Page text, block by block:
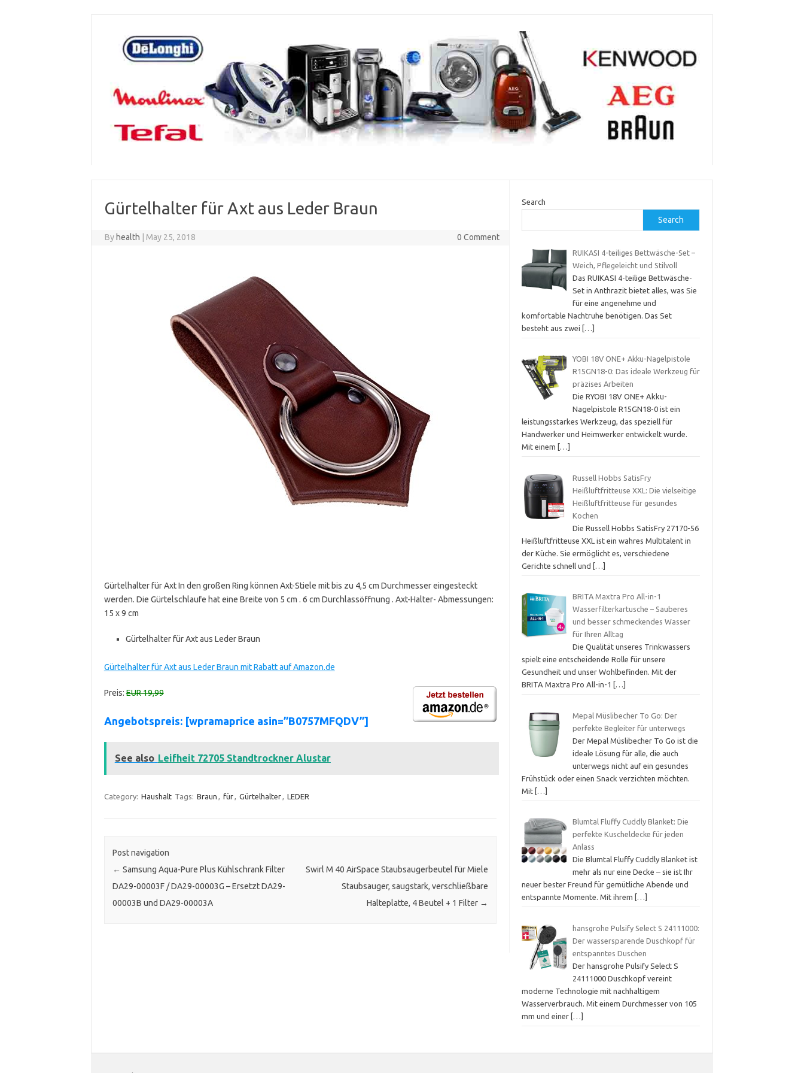
Gürtelhalter für Axt aus Leder Braun
By health May 25, 2018 0 Comment
Gürtelhalter für Axt In den großen Ring können Axt-Stiele mit bis zu 4,5 cm Durchmesser eingesteckt
werden. Die Gürtelschlaufe hat eine Breite von 5 cm . 6 cm Durchlassöffnung . Axt-Halter- Abmessungen:
15 x 9 cm
Gürtelhalter für Axt aus Leder Braun
Gürtelhalter für Axt aus Leder Braun mit Rabatt auf Amazon.de
Preis:EUR 19,99
Angebotspreis: [wpramaprice asin=”B0757MFQDV”]
See also Leifheit 72705 Standtrockner Alustar
Category: Haushalt Tags: Braun , für, Gürtelhalter, LEDER
Post navigation
← Samsung Aqua-Pure Plus Kühlschrank Filter
DA29-00003F / DA29-00003G – Ersetzt DA29-
00003B und DA29-00003A
Swirl M 40 AirSpace Staubsaugerbeutel für Miele
Staubsauger, saugstark, verschließbare
Halteplatte, 4 Beutel + 1 Filter →
Search
Search
RUIKASI 4-teiliges Bettwäsche-Set –
Weich, Pflegeleicht und Stilvoll
Das RUIKASI 4-teilige Bettwäsche-
Set in Anthrazit bietet alles, was Sie
für eine angenehme und
komfortable Nachtruhe benötigen. Das Set
besteht aus zwei
[…]
YOBI 18V ONE+ Akku-Nagelpistole
R15GN18-0: Das ideale Werkzeug für
präzises Arbeiten
Die RYOBI 18V ONE+ Akku-
Nagelpistole R15GN18-0 ist ein
leistungsstarkes Werkzeug, das speziell für
Handwerker und Heimwerker entwickelt wurde.
Mit einem
[…]
Russell Hobbs SatisFry
Heißluftfritteuse XXL: Die vielseitige
Heißluftfritteuse für gesundes
Kochen
Die Russell Hobbs SatisFry 27170-56
Heißluftfritteuse XXL ist ein wahres Multitalent in
der Küche. Sie ermöglicht es, verschiedene
Gerichte schnell und
[…]
BRITA Maxtra Pro All-in-1
Wasserfilterkartusche – Sauberes
und besser schmeckendes Wasser
für Ihren Alltag
Die Qualität unseres Trinkwassers
spielt eine entscheidende Rolle für unsere
Gesundheit und unser Wohlbefinden. Mit der
BRITA Maxtra Pro All-in-1
[…]
Mepal Müslibecher To Go: Der
perfekte Begleiter für unterwegs
Der Mepal Müslibecher To Go ist die
ideale Lösung für alle, die auch
unterwegs nicht auf ein gesundes
Frühstück oder einen Snack verzichten möchten.
Mit […]
Blumtal Fluffy Cuddly Blanket: Die
perfekte Kuscheldecke für jeden
Anlass
Die Blumtal Fluffy Cuddly Blanket ist
mehr als nur eine Decke – sie ist Ihr
neuer bester Freund für gemütliche Abende und
entspannte Momente. Mit ihrem
[…]
hansgrohe Pulsify Select S 24111000:
Der wassersparende Duschkopf für
entspanntes Duschen
Der hansgrohe Pulsify Select S
24111000 Duschkopf vereint
moderne Technologie mit nachhaltigem
Wasserverbrauch. Mit einem Durchmesser von 105
mm und einer […]